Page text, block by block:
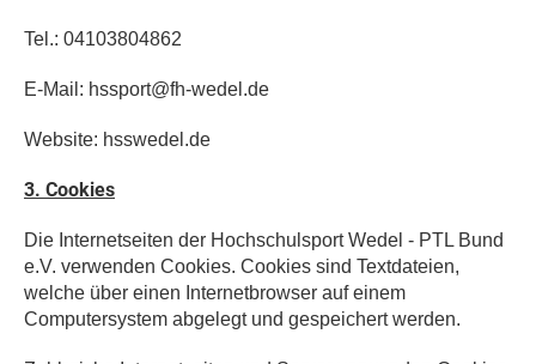
Tel.: 04103804862
E-Mail: hssport@fh-wedel.de
Website: hsswedel.de
3. Cookies
Die Internetseiten der Hochschulsport Wedel - PTL Bund
e.V. verwenden Cookies. Cookies sind Textdateien,
welche über einen Internetbrowser auf einem
Computersystem abgelegt und gespeichert werden.